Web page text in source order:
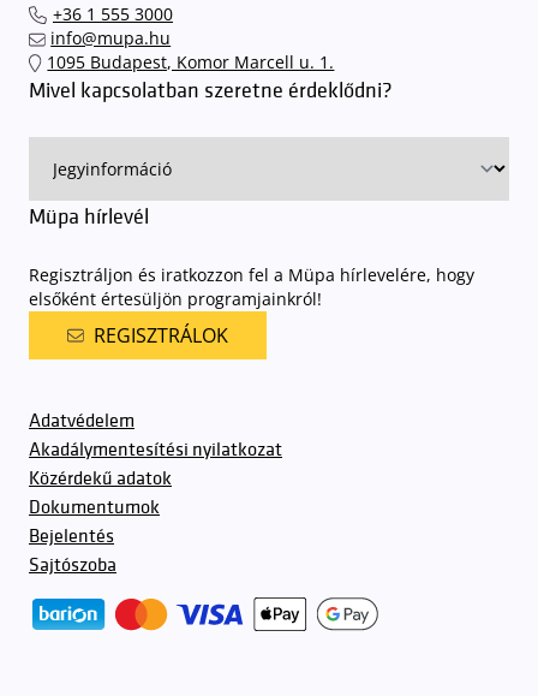
+36 1 555 3000
info@mupa.hu
1095 Budapest, Komor Marcell u. 1.
Mivel kapcsolatban szeretne érdeklődni?
Müpa hírlevél
Regisztráljon és iratkozzon fel a Müpa hírlevelére, hogy
elsőként értesüljön programjainkról!
REGISZTRÁLOK
Adatvédelem
Akadálymentesítési nyilatkozat
Közérdekű adatok
Dokumentumok
Bejelentés
Sajtószoba